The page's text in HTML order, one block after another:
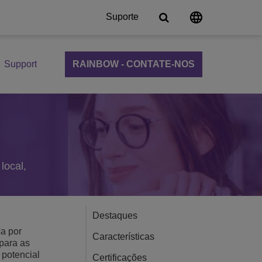
Suporte
comunicação
Support RAINBOW - CONTATE-NOS
por
as
Destaques
Características
Certificações